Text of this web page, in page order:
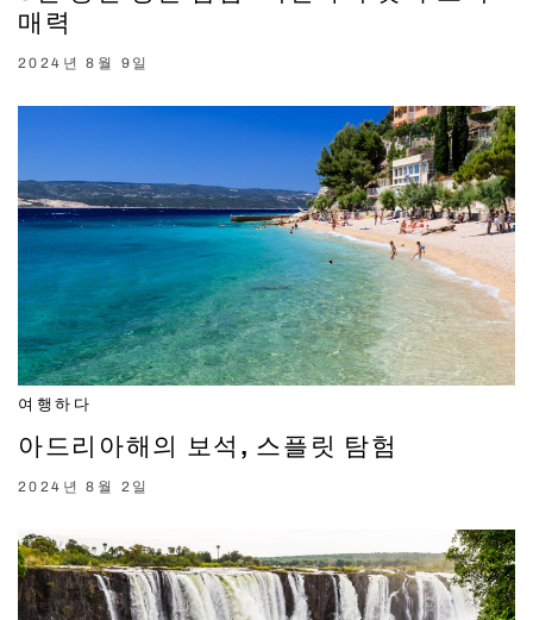
매력
2024년 8월 9일
여행하다
아드리아해의 보석, 스플릿 탐험
2024년 8월 2일